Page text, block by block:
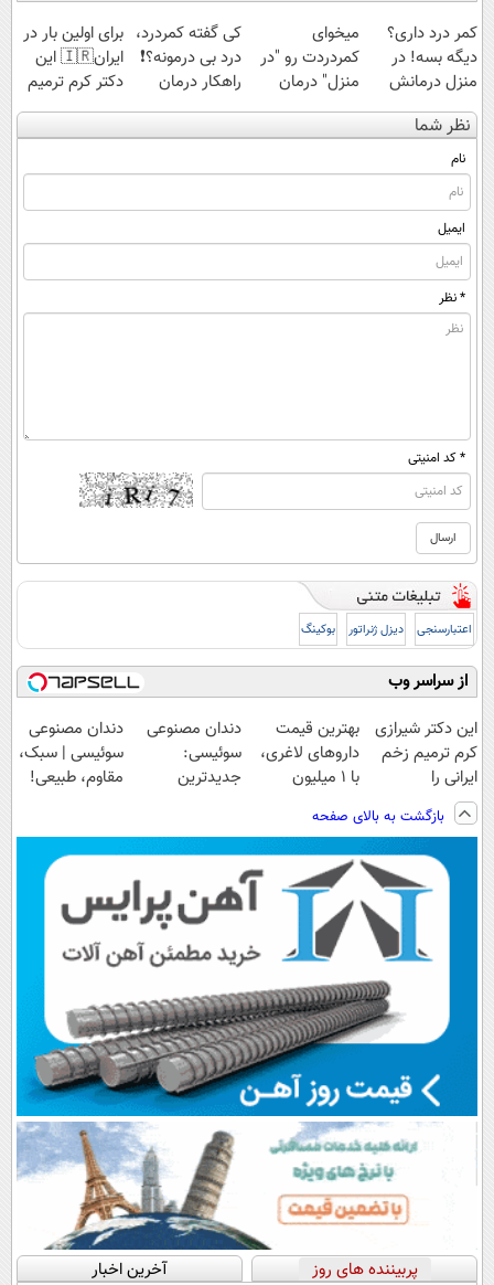
کمر درد داری؟
دیگه بسه! در
منزل درمانش
کن
(◀پرسش‌نامه)
میخوای
کمردردت رو "در
منزل" درمان
کنی؟ (◂فیلم +
◂پرسش‌نامه)
کی گفته کمردرد،
درد بی درمونه؟❗
راهکار درمان
+پرسشنامه
برای اولین بار در
ایران🇮🇷 این
دکتر کرم ترمیم
کننده 23 روزه
ساخت!
نظر شما
نام
ایمیل
* نظر
* کد امنیتی
اعتبارسنجی دیزل ژنراتور بوکینگ
از سراسر وب
این دکتر شیرازی
کرم ترمیم زخم
ایرانی را
ساخت!!!
بهترین قیمت
داروهای لاغری،
با ۱ میلیون
از داروخانه‌
دندان مصنوعی
سوئیسی:
جدیدترین
پرداخت قسطی
دندان مصنوعی
سوئیسی | سبک،
مقاوم، طبیعی!
اقساطی😍
بازگشت به بالای صفحه
پربیننده های روز آخرین اخبار